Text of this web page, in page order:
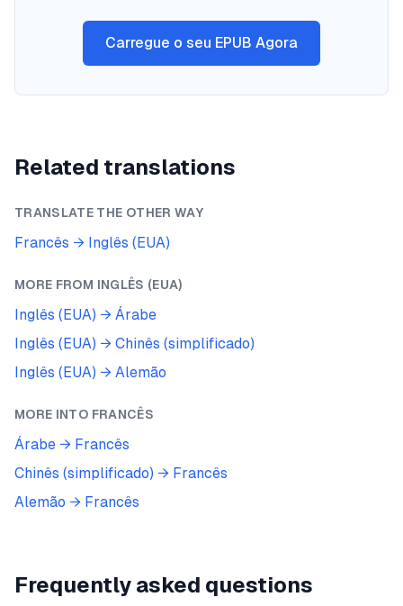
Carregue o seu EPUB Agora
Related translations
TRANSLATE THE OTHER WAY
Francês → Inglês (EUA)
MORE FROM INGLÊS (EUA)
Inglês (EUA) → Árabe
Inglês (EUA) → Chinês (simplificado)
Inglês (EUA) → Alemão
MORE INTO FRANCÊS
Árabe → Francês
Chinês (simplificado) → Francês
Alemão → Francês
Frequently asked questions